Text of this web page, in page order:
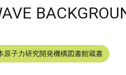
原子力研究開発機構図書館蔵書